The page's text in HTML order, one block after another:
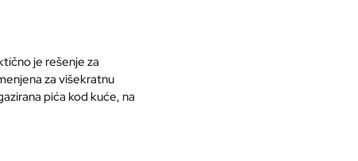
je rešenje za
za višekratnu
pića kod kuće, na